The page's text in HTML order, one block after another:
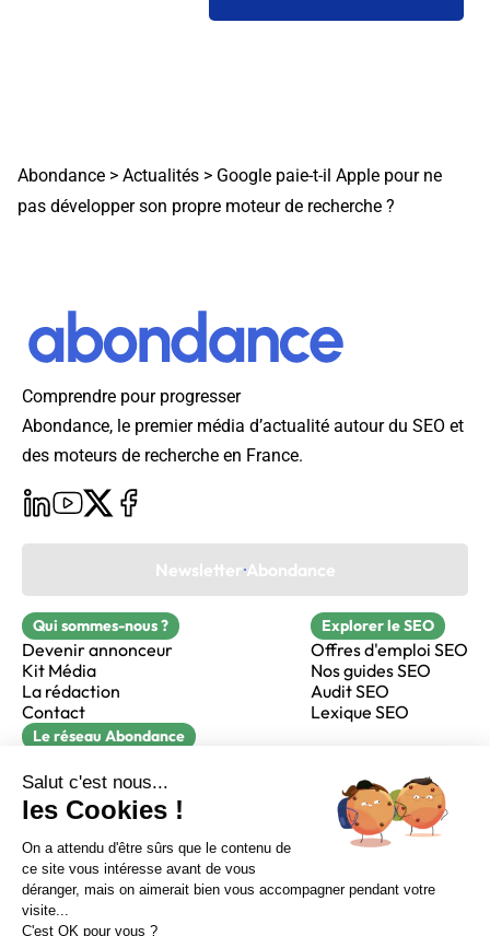
Sur LinkedIn Sur Youtube
Sur X Sur Facebook
Abondance > Actualités > Google paie-t-il Apple pour ne
pas développer son propre moteur de recherche ?
Comprendre pour progresser
Abondance, le premier média d’actualité autour du SEO et
des moteurs de recherche en France.
Newsletter Abondance
Qui sommes-nous ?
Devenir annonceur
Kit Média
La rédaction
Contact
Explorer le SEO
Offres d'emploi SEO
Nos guides SEO
Audit SEO
Lexique SEO
Le réseau Abondance
Réacteur
alfie formation